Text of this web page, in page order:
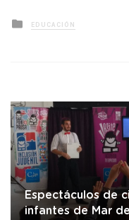
Posted
in
EDUCACIÓN
Espectáculos de
infantes de Mar